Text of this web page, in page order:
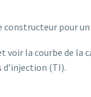
constructeur pour
voir la courbe de
(TI).